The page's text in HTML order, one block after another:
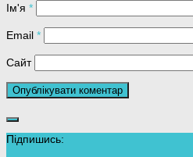
Ім'я *
Email *
Сайт
Підпишись: